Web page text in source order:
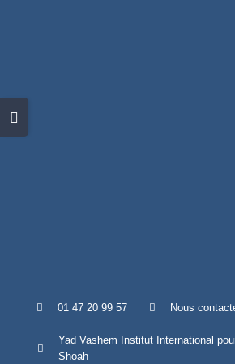
01 47 20 99 57 Nous
Yad Vashem Institut International
Shoah
Sliding
Bar